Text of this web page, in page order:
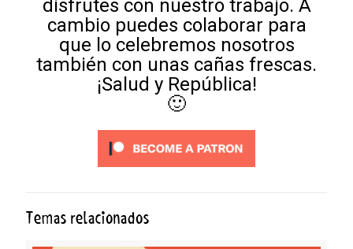
disfrutes con nuestro trabajo. A
cambio puedes colaborar para
que lo celebremos nosotros
también con unas cañas frescas.
¡Salud y República!
🙂
Temas relacionados